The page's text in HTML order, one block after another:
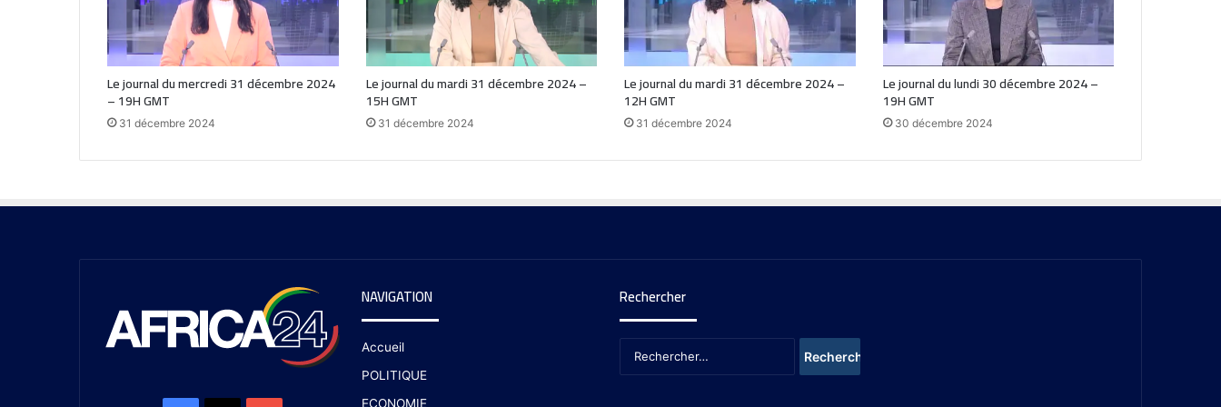
Le journal du mercredi 31 décembre 2024
– 19H GMT
31 décembre 2024
Le journal du mardi 31 décembre 2024 –
15H GMT
31 décembre 2024
Le journal du mardi 31 décembre 2024 –
12H GMT
31 décembre 2024
Le journal du lundi 30 décembre 2024 –
19H GMT
30 décembre 2024
NAVIGATION
Accueil
POLITIQUE
ECONOMIE
Rechercher